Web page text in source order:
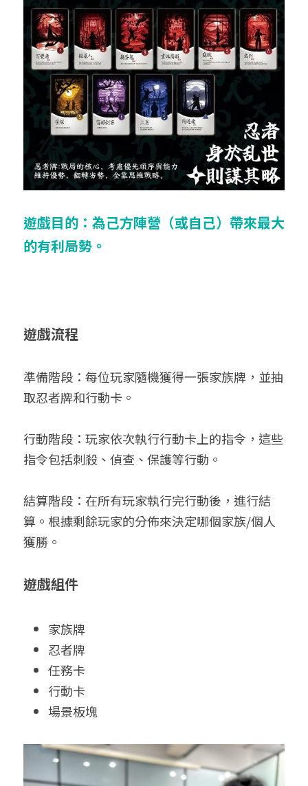
遊戲目的：為己方陣營（或自己）帶來最大
的有利局勢。
遊戲流程
準備階段：每位玩家隨機獲得一張家族牌，並抽
取忍者牌和行動卡。
行動階段：玩家依次執行行動卡上的指令，這些
指令包括刺殺、偵查、保護等行動。
結算階段：在所有玩家執行完行動後，進行結
算。根據剩餘玩家的分佈來決定哪個家族/個人
獲勝。
遊戲組件
家族牌
忍者牌
任務卡
行動卡
場景板塊